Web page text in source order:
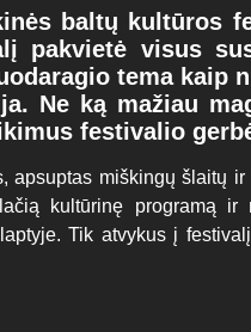
baltų kultūros
pakvietė visus
tema kaip
Ne ką mažiau
festivalio
apsuptas miškingų šlaitų
kultūrinę programą ir
Tik atvykus į